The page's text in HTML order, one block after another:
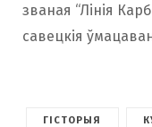
званая “Лінія
савецкія
ГІСТОРЫЯ